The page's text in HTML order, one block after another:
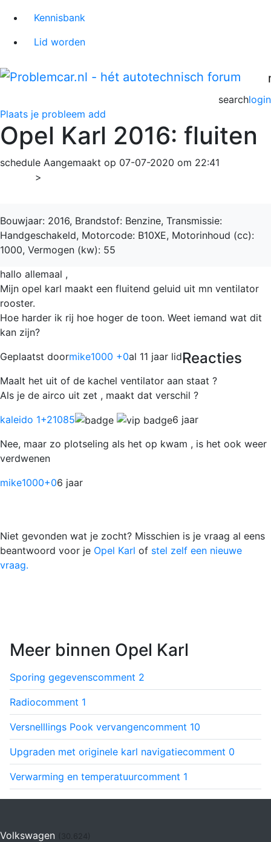
Kennisbank
Lid worden
login
search
Plaats je probleem add
Opel Karl 2016: fluiten
schedule Aangemaakt op 07-07-2020 om 22:41
>
Bouwjaar: 2016, Brandstof: Benzine, Transmissie:
Handgeschakeld, Motorcode: B10XE, Motorinhoud (cc):
1000, Vermogen (kw): 55
hallo allemaal ,
Mijn opel karl maakt een fluitend geluid uit mn ventilator
rooster.
Hoe harder ik rij hoe hoger de toon. Weet iemand wat dit
kan zijn?
Geplaatst doormike1000 +0al 11 jaar lidReacties
Maalt het uit of de kachel ventilator aan staat ?
Als je de airco uit zet , maakt dat verschil ?
kaleido 1+21085
6 jaar
Nee, maar zo plotseling als het op kwam , is het ook weer
verdwenen
mike1000+06 jaar
Niet gevonden wat je zocht? Misschien is je vraag al eens
beantwoord voor je Opel Karl of stel zelf een nieuwe
vraag.
Meer binnen Opel Karl
Sporing gegevenscomment 2
Radiocomment 1
Versnelllings Pook vervangencomment 10
Upgraden met originele karl navigatiecomment 0
Verwarming en temperatuurcomment 1
Volkswagen (30.624)